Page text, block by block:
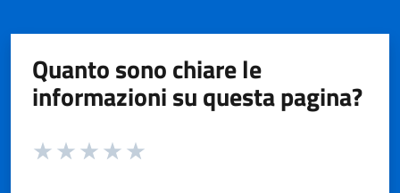
Quanto sono chiare le
informazioni su questa pagina?
Valuta da 1 a 5 stelle la pagina